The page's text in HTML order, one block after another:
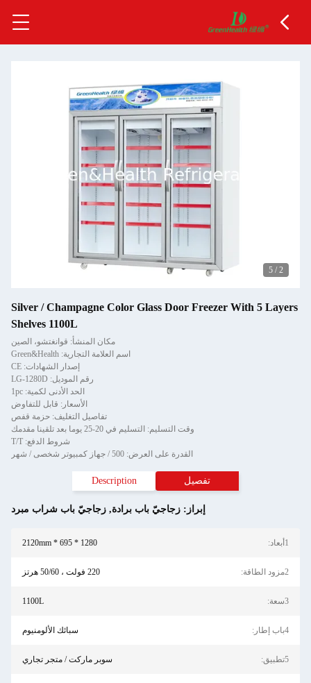
2
/
5
Silver / Champagne Color Glass Door Freezer With 5 Layers
Shelves 1100L
مكان المنشأ: قوانغتشو، الصين
اسم العلامة التجارية: Green&Health
إصدار الشهادات: CE
رقم الموديل: LG-1280D
الحد الأدنى لكمية: 1pc
الأسعار: قابل للتفاوض
تفاصيل التغليف: حزمة قفص
وقت التسليم: التسليم في 20-25 يوما بعد تلقينا مقدمك
شروط الدفع: T/T
القدرة على العرض: 500 / جهاز كمبيوتر شخصى / شهر
تفصيل Description
إبراز: زجاجيّ باب برادة, زجاجيّ باب شراب مبرد
1أبعاد: 1280 * 695 * 2120mm
2مزود الطاقة: 220 فولت ، 50/60 هرتز
3سعة: 1100L
4باب إطار: سبائك الألومنيوم
5تطبيق: سوبر ماركت / متجر تجاري